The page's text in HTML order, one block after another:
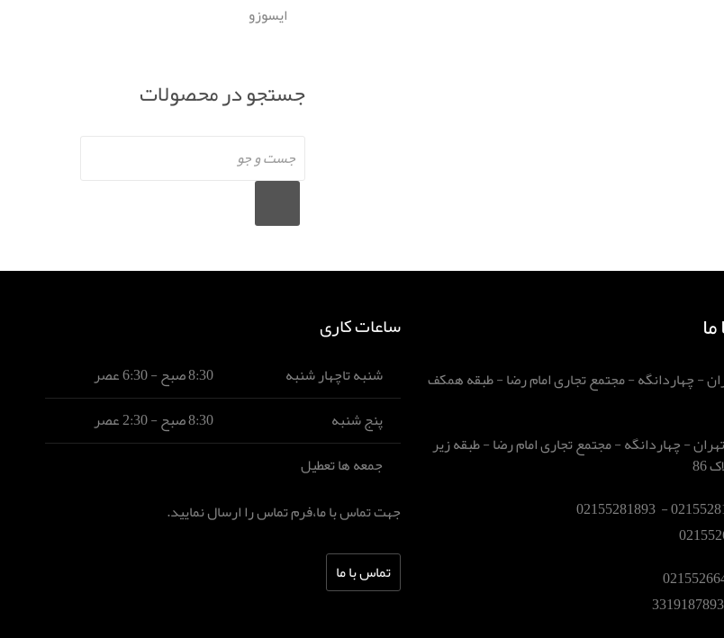
ایسوزو
جستجو در محصولات
- چهاردانگه - مجتمع تجاری امام رضا - طبقه همکف
- چهاردانگه - مجتمع تجاری امام رضا - طبقه زیر
ساعات کاری
شنبه تاچهار شنبه
8:30 صبح - 6:30 عصر
پنج شنبه
8:30 صبح - 2:30 عصر
جمعه ها تعطیل
جهت تماس با ما،فرم تماس را ارسال نمایید.
تماس با ما